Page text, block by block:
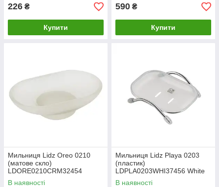
226 ₴
Купити
590 ₴
Купити
Мильниця Lidz Oreo 0210
(матове скло)
LDORE0210CRM32454
Chrome
В наявності
Мильниця Lidz Playa 0203
(пластик)
LDPLA0203WHI37456 White
В наявності